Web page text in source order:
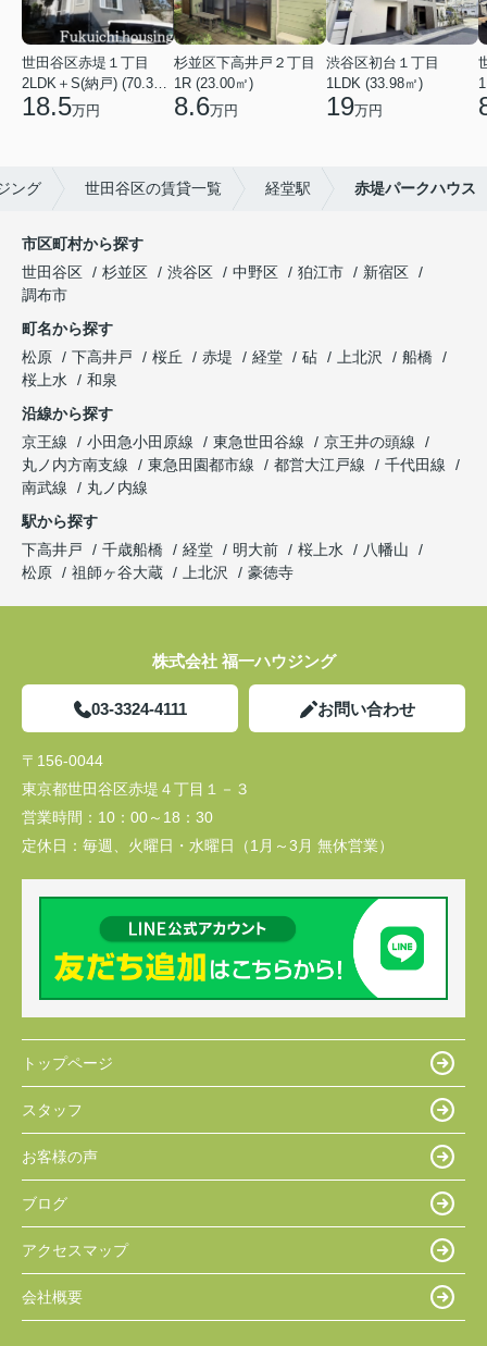
世田谷区赤堤１丁目
2LDK＋S(納戸) (70.38㎡)
18.5万円
杉並区下高井戸２丁目
1R (23.00㎡)
8.6万円
渋谷区初台１丁目
1LDK (33.98㎡)
19万円
ング 世田谷区の賃貸一覧 経堂駅 赤堤パークハウス
市区町村から探す
世田谷区
杉並区 渋谷区 中野区 狛江市
新宿区
調布市
町名から探す
松原
下高井戸 桜丘 赤堤 経堂 砧 上北沢
船橋
桜上水
和泉
沿線から探す
京王線
小田急小田原線 東急世田谷線
京王井の頭線
丸ノ内方南支線
東急田園都市線 都営大江戸線
千代田線
南武線
丸ノ内線
駅から探す
下高井戸
千歳船橋 経堂 明大前 桜上水
八幡山
松原
祖師ヶ谷大蔵 上北沢 豪徳寺
株式会社 福一ハウジング
03-3324-4111 お問い合わせ
〒156-0044
東京都世田谷区赤堤４丁目１－３
営業時間： 10：00～18：30
定休日： 毎週、火曜日・水曜日（1月～3月 無休営業）
トップページ
スタッフ
お客様の声
ブログ
アクセスマップ
会社概要